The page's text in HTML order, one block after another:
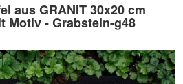
aus GRANIT 30x20 cm
Motiv - Grabstein-g48